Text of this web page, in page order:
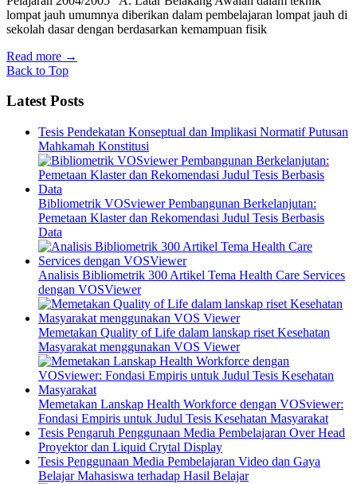
lompat jauh umumnya diberikan dalam pembelajaran lompat jauh di
sekolah dasar dengan berdasarkan kemampuan fisik
Read more →
Back to Top
Latest Posts
Tesis Pendekatan Konseptual dan Implikasi Normatif Putusan
Mahkamah Konstitusi
Bibliometrik VOSviewer Pembangunan Berkelanjutan:
Pemetaan Klaster dan Rekomendasi Judul Tesis Berbasis
Data
Analisis Bibliometrik 300 Artikel Tema Health Care Services
dengan VOSViewer
Memetakan Quality of Life dalam lanskap riset Kesehatan
Masyarakat menggunakan VOS Viewer
Memetakan Lanskap Health Workforce dengan VOSviewer:
Fondasi Empiris untuk Judul Tesis Kesehatan Masyarakat
Tesis Pengaruh Penggunaan Media Pembelajaran Over Head
Proyektor dan Liquid Crytal Display
Tesis Penggunaan Media Pembelajaran Video dan Gaya
Belajar Mahasiswa terhadap Hasil Belajar